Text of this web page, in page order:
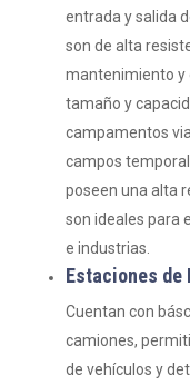
entrada y salida
son de alta
mantenimiento y
tamaño y
campamentos
campos
poseen una alta
son ideales para
e industrias.
Estaciones de
Cuentan con
camiones,
de vehículos y